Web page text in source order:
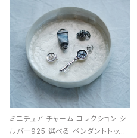
ミニチュア チャーム コレクション シ
ルバー925 選べる ペンダントトップ